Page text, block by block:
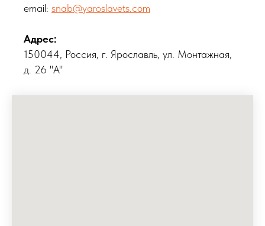
email: snab@yaroslavets.com
Адрес:
150044, Россия, г. Ярославль, ул. Монтажная,
д. 26 "А"